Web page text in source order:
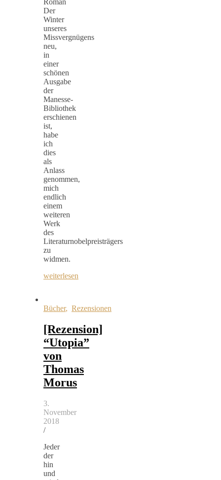
Roman
Der
Winter
unseres
Missvergnügens
neu,
in
einer
schönen
Ausgabe
der
Manesse-
Bibliothek
erschienen
ist,
habe
ich
dies
als
Anlass
genommen,
mich
endlich
einem
weiteren
Werk
des
Literaturnobelpreisträgers
zu
widmen.
weiterlesen
Bücher, Rezensionen
[Rezension]
“Utopia”
von
Thomas
Morus
3.
November
2018
/
Jeder
der
hin
und